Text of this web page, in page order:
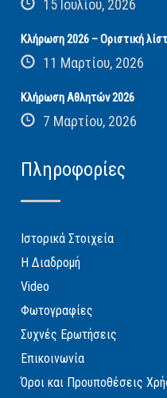
15 Ιουλίου, 2026
Κλήρωση 2026 – Οριστική
11 Μαρτίου, 2026
Κλήρωση Αθλητών 2026
7 Μαρτίου, 2026
Πληροφορίες
Ιστορικά Στοιχεία
Η Διαδρομή
Video
Φωτογραφίες
Συχνές Ερωτήσεις
Επικοινωνία
Όροι και Προυποθέσεις